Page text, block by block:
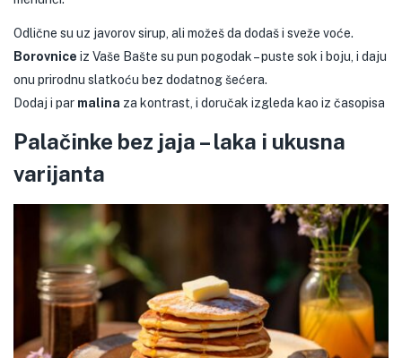
Odlične su uz javorov sirup, ali možeš da dodaš i sveže voće.
Borovnice iz Vaše Bašte su pun pogodak – puste sok i boju, i daju
onu prirodnu slatkoću bez dodatnog šećera.
Dodaj i par malina za kontrast, i doručak izgleda kao iz časopisa
Palačinke bez jaja – laka i ukusna
varijanta